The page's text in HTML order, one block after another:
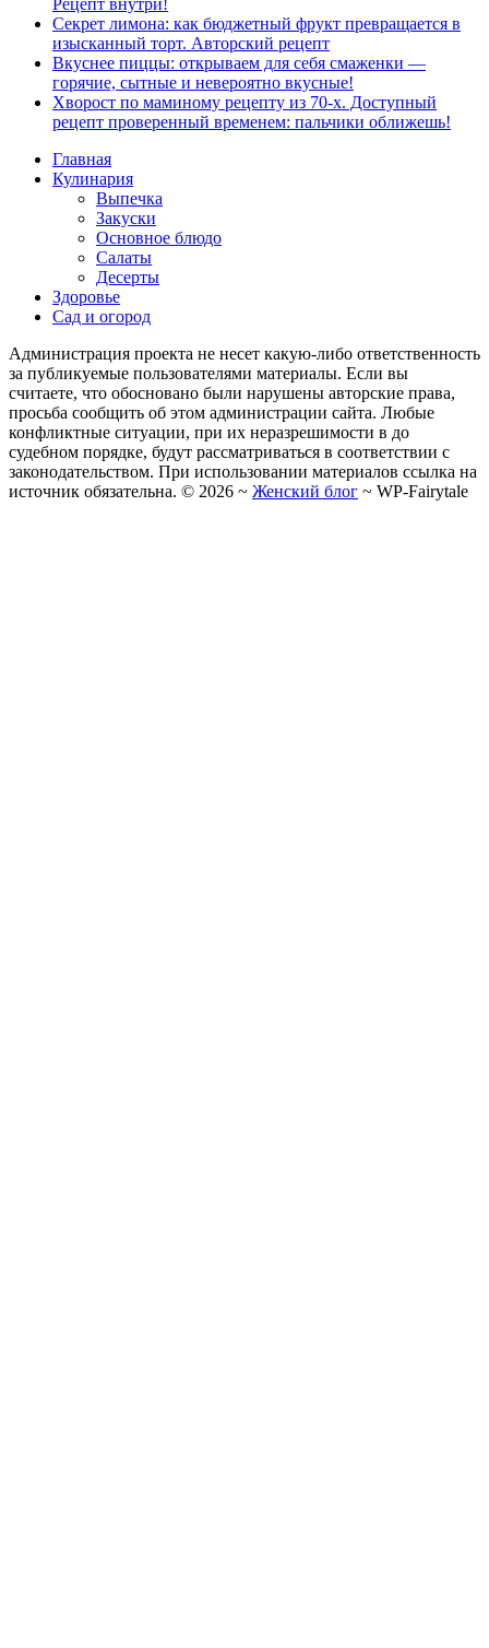
Рецепт внутри!
Секрет лимона: как бюджетный фрукт превращается в
изысканный торт. Авторский рецепт
Вкуснее пиццы: открываем для себя смаженки —
горячие, сытные и невероятно вкусные!
Хворост по маминому рецепту из 70-х. Доступный
рецепт проверенный временем: пальчики оближешь!
Главная
Кулинария
Выпечка
Закуски
Основное блюдо
Салаты
Десерты
Здоровье
Сад и огород
Администрация проекта не несет какую-либо ответственность
за публикуемые пользователями материалы. Если вы
считаете, что обосновано были нарушены авторские права,
просьба сообщить об этом администрации сайта. Любые
конфликтные ситуации, при их неразрешимости в до
судебном порядке, будут рассматриваться в соответствии с
законодательством. При использовании материалов ссылка на
источник обязательна. © 2026 ~ Женский блог ~ WP-Fairytale